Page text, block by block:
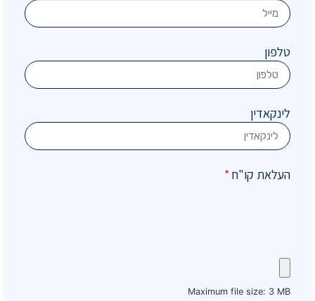
טלפון
לינקאדין
העלאת קו"ח *
Maximum file size: 3 MB